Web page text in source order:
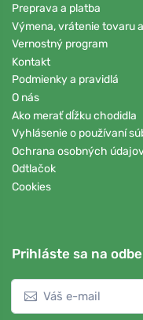
Preprava a platba
Výmena, vrátenie tovaru
Vernostný program
Kontakt
Podmienky a pravidlá
O nás
Ako merať dĺžku chodidla
Vyhlásenie o používaní
Ochrana osobných
Odtlačok
Cookies
Prihláste sa na